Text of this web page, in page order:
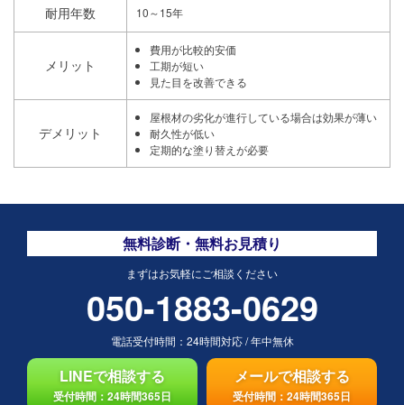
耐用年数 10～15年
メリット
費用が比較的安価
工期が短い
見た目を改善できる
デメリット
屋根材の劣化が進行している場合は効果が薄い
耐久性が低い
定期的な塗り替えが必要
無料診断・無料お見積り
まずはお気軽にご相談ください
050-1883-0629
電話受付時間： 24時間対応/年中無休
LINEで相談する
受付時間：24時間365日
メールで相談する
受付時間：24時間365日